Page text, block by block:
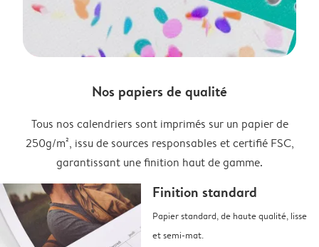
Nos papiers de qualité
Tous nos calendriers sont imprimés sur un papier de
250g/m², issu de sources responsables et certifié FSC,
garantissant une finition haut de gamme.
Finition standard
Papier standard, de haute qualité, lisse
et semi-mat.